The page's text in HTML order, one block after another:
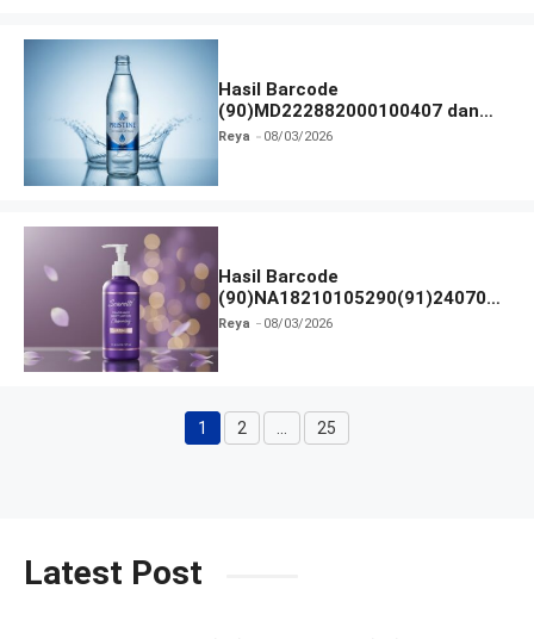
Hasil Barcode
(90)MD222882000100407 dan
Izin BPOM
Reya 08/03/2026
Hasil Barcode
(90)NA18210105290(91)240703
dan Izin BPOM
Reya 08/03/2026
Halaman
1 Halaman
2 … Halaman
25
Latest Post